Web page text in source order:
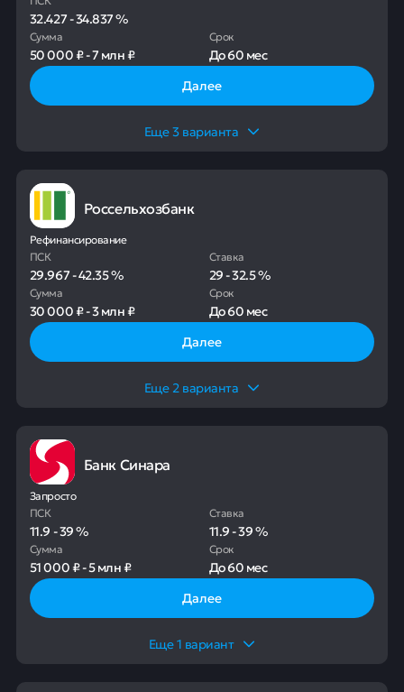
32.427-34.837%
Сумма
50 000 ₽-7 млн ₽
Срок
До60 мес
Далее
Еще3 варианта
Россельхозбанк
Рефинансирование
ПСК
29.967-42.35%
Ставка
29-32.5%
Сумма
30 000 ₽-3 млн ₽
Срок
До60 мес
Далее
Еще2 варианта
Банк Синара
Запросто
ПСК
11.9-39%
Ставка
11.9-39%
Сумма
51 000 ₽-5 млн ₽
Срок
До60 мес
Далее
Еще1 вариант